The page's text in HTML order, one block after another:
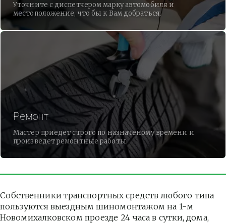
Уточните с диспетчером марку автомобиля и
местоположение, что бы к Вам добраться.
Ремонт
Мастер приедет строго по назначеному времени и
произведет ремонтные работы.
Собственники транспортных средств любого типа
пользуются выездным шиномонтажом на 1-м
Новомихалковском проезде 24 часа в сутки, дома,